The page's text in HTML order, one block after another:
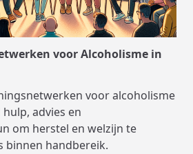
voor Alcoholisme in
voor alcoholisme
advies en
om herstel en welzijn te
binnen handbereik.